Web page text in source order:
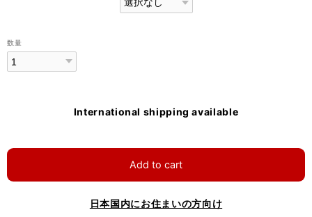
数量
International shipping available
Add to cart
日本国内にお住まいの方向け